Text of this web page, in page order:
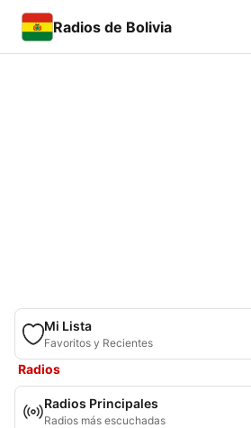
Radios de Bolivia
Mi Lista
Favoritos y Recientes
Radios
Radios Principales
Radios más escuchadas